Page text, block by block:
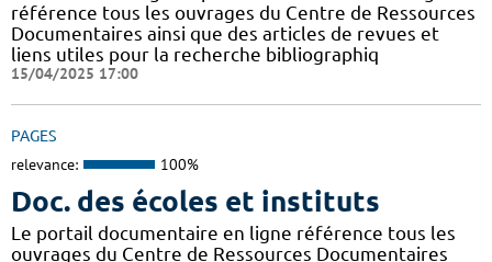
référence tous les ouvrages du Centre de Ressources
Documentaires ainsi que des articles de revues et
liens utiles pour la recherche bibliographiq
15/04/2025 17:00
PAGES
relevance: 100%
Doc. des écoles et instituts
Le portail documentaire en ligne référence tous les
ouvrages du Centre de Ressources Documentaires